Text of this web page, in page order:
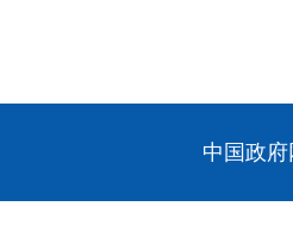
中国政府